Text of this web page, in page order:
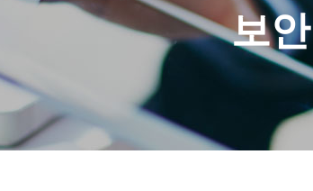
CN2 중
서버 매니
IPFS
L4 로드
보